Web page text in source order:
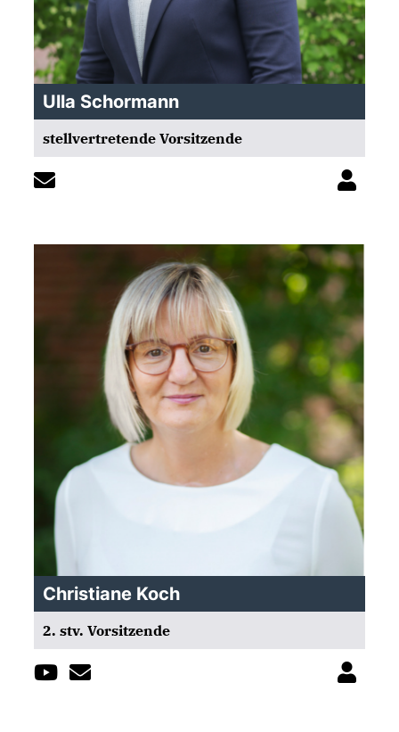
Ulla Schormann
stellvertretende Vorsitzende
Christiane Koch
2. stv. Vorsitzende